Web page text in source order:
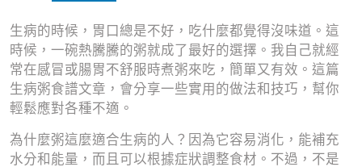
生病的時候，胃口總是不好，吃什麼都覺得沒味道。這
時候，一碗熱騰騰的粥就成了最好的選擇。我自己就經
常在感冒或腸胃不舒服時煮粥來吃，簡單又有效。這篇
生病粥食譜文章，會分享一些實用的做法和技巧，幫你
輕鬆應對各種不適。
為什麼粥這麼適合生病的人？因為它容易消化，能補充
水分和能量，而且可以根據症狀調整食材。不過，不是